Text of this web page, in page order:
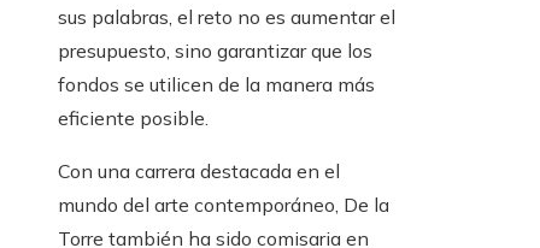
sus palabras, el reto no es aumentar el
presupuesto, sino garantizar que los
fondos se utilicen de la manera más
eficiente posible.
Con una carrera destacada en el
mundo del arte contemporáneo, De la
Torre también ha sido comisaria en